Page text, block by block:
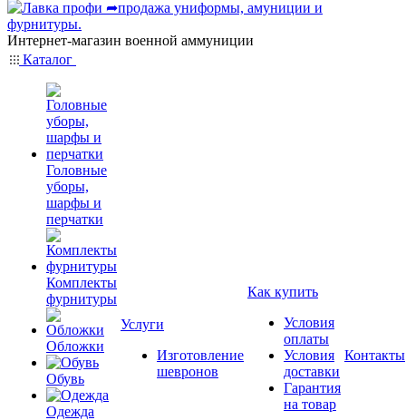
Интернет-магазин военной аммуниции
Каталог
Головные
уборы,
шарфы и
перчатки
Комплекты
фурнитуры
Обложки
Обувь
Одежда
Услуги
Изготовление
шевронов
Как купить
Условия
оплаты
Условия
доставки
Гарантия
на товар
Контакты